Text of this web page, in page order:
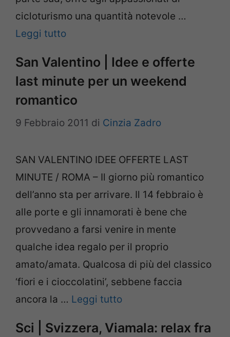
cicloturismo una quantità notevole …
Leggi tutto
San Valentino | Idee e offerte
last minute per un weekend
romantico
9 Febbraio 2011 di Cinzia Zadro
SAN VALENTINO IDEE OFFERTE LAST
MINUTE / ROMA – Il giorno più romantico
dell’anno sta per arrivare. Il 14 febbraio è
alle porte e gli innamorati è bene che
provvedano a farsi venire in mente
qualche idea regalo per il proprio
amato/amata. Qualcosa di più del classico
‘fiori e i cioccolatini’, sebbene faccia
ancora la … Leggi tutto
Sci | Svizzera, Viamala: relax fra